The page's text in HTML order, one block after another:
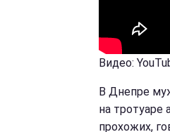
Видео:
В Днепре
на тротуаре
прохожих,